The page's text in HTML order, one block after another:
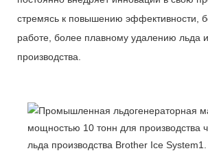
стремясь к повышению эффективности,
работе, более плавному удалению льда
производства.